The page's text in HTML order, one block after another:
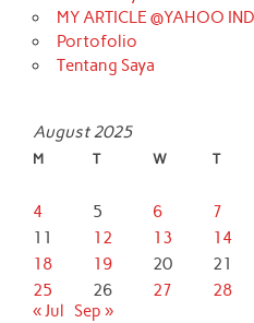
MY ARTICLE @YAHOO
Portofolio
Tentang Saya
August 2025
M T W T
4
5 6 7
11
12 13 14
18
19 20 21
25
26 27 28
« Jul Sep »